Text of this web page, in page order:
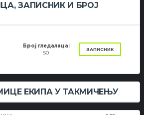
ЗАПИСНИК И БРОЈ
Број гледалаца:
50
ЗАПИСНИК
ЕКИПА У ТАКМИЧЕЊУ